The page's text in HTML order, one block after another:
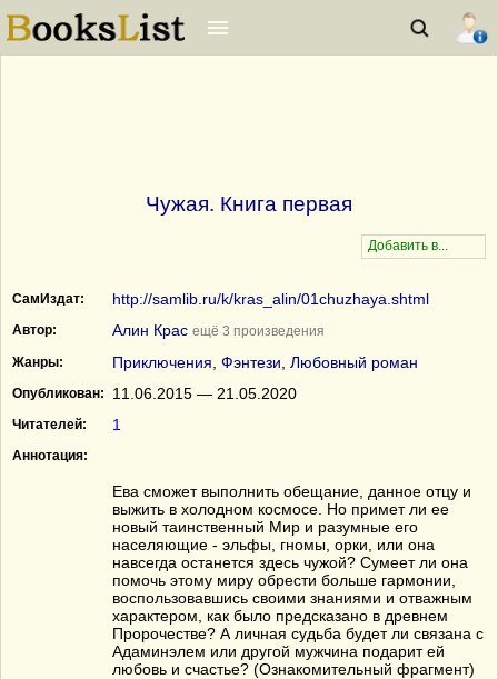
Чужая. Книга первая
СамИздат: http://samlib.ru/k/kras_alin/01chuzhaya.shtml
Автор: Алин Крас ещё 3 произведения
Жанры:
Приключения Фэнтези Любовный роман
Опубликован: 11.06.2015 — 21.05.2020
Читателей: 1
Аннотация:
Ева сможет выполнить обещание, данное отцу и
выжить в холодном космосе. Но примет ли ее
новый таинственный Мир и разумные его
населяющие - эльфы, гномы, орки, или она
навсегда останется здесь чужой? Сумеет ли она
помочь этому миру обрести больше гармонии,
воспользовавшись своими знаниями и отважным
характером, как было предсказано в древнем
Пророчестве? А личная судьба будет ли связана с
Адаминэлем или другой мужчина подарит ей
любовь и счастье? (Ознакомительный фрагмент)